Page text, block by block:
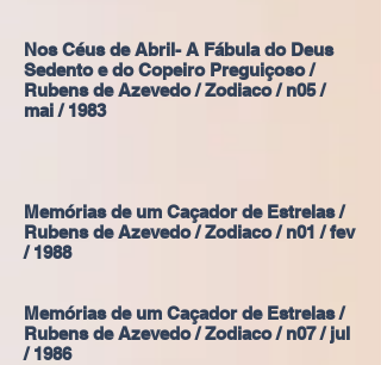
Nos Céus de Abril- A Fábula do Deus
Sedento e do Copeiro Preguiçoso /
Rubens de Azevedo / Zodiaco / n05 /
mai / 1983
Memórias de um Caçador de Estrelas /
Rubens de Azevedo / Zodiaco / n01 / fev
/ 1988
Memórias de um Caçador de Estrelas /
Rubens de Azevedo / Zodiaco / n07 / jul
/ 1986